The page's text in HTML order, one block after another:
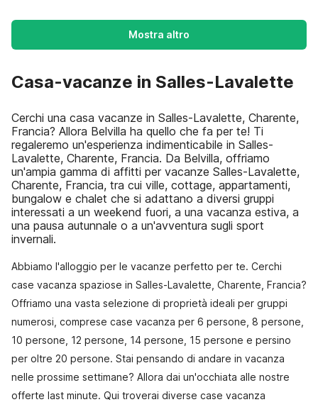
Mostra altro
Casa-vacanze in Salles-Lavalette
Cerchi una casa vacanze in Salles-Lavalette, Charente,
Francia? Allora Belvilla ha quello che fa per te! Ti
regaleremo un'esperienza indimenticabile in Salles-
Lavalette, Charente, Francia. Da Belvilla, offriamo
un'ampia gamma di affitti per vacanze Salles-Lavalette,
Charente, Francia, tra cui ville, cottage, appartamenti,
bungalow e chalet che si adattano a diversi gruppi
interessati a un weekend fuori, a una vacanza estiva, a
una pausa autunnale o a un'avventura sugli sport
invernali.
Abbiamo l'alloggio per le vacanze perfetto per te. Cerchi
case vacanza spaziose in Salles-Lavalette, Charente, Francia?
Offriamo una vasta selezione di proprietà ideali per gruppi
numerosi, comprese case vacanza per 6 persone, 8 persone,
10 persone, 12 persone, 14 persone, 15 persone e persino
per oltre 20 persone. Stai pensando di andare in vacanza
nelle prossime settimane? Allora dai un'occhiata alle nostre
offerte last minute. Qui troverai diverse case vacanza